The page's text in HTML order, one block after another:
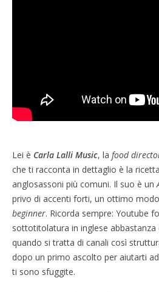
Lei è Carla Lalli Music, la food
che ti racconta in dettaglio è la
anglosassoni più comuni. Il suo è un
privo di accenti forti, un ottimo
beginner. Ricorda sempre: Youtube
sottotitolatura in inglese
quando si tratta di canali così
dopo un primo ascolto per aiutarti
ti sono sfuggite.